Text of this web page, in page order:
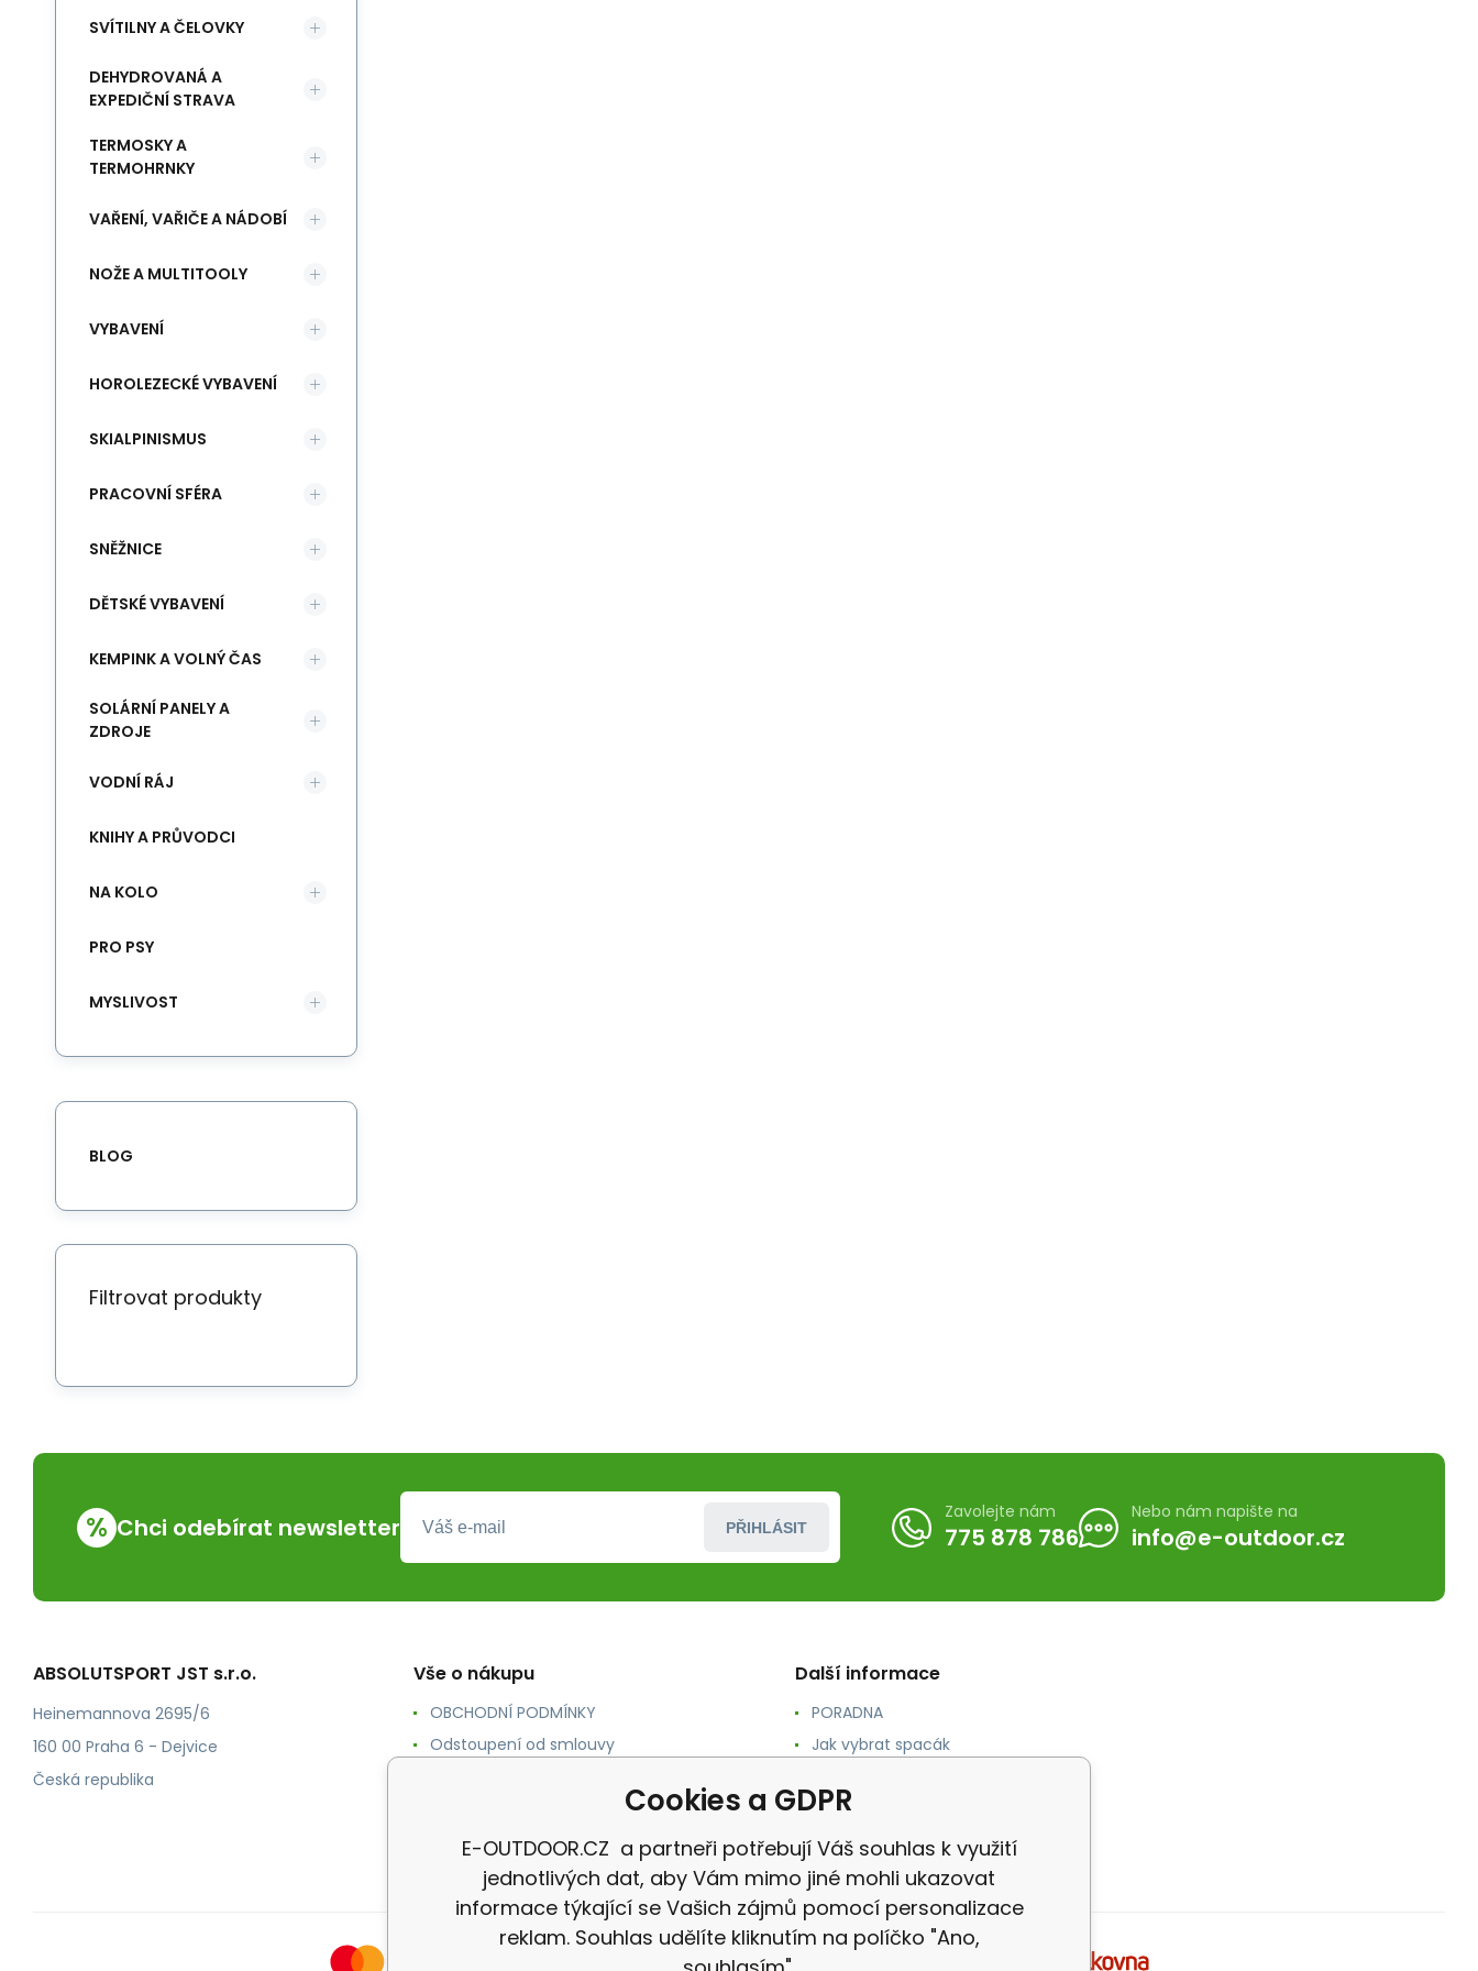
SVÍTILNY A ČELOVKY
DEHYDROVANÁ A
EXPEDIČNÍ STRAVA
TERMOSKY A
TERMOHRNKY
VAŘENÍ, VAŘIČE A NÁDOBÍ
NOŽE A MULTITOOLY
VYBAVENÍ
HOROLEZECKÉ VYBAVENÍ
SKIALPINISMUS
PRACOVNÍ SFÉRA
SNĚŽNICE
DĚTSKÉ VYBAVENÍ
KEMPINK A VOLNÝ ČAS
SOLÁRNÍ PANELY A
ZDROJE
VODNÍ RÁJ
KNIHY A PRŮVODCI
NA KOLO
PRO PSY
MYSLIVOST
BLOG
Filtrovat produkty
% Chci odebírat newsletter PŘIHLÁSIT
Zavolejte nám
775 878 786
Nebo nám napište na
info@e-outdoor.cz
ABSOLUTSPORT JST s.r.o.
Heinemannova 2695/6
160 00 Praha 6 - Dejvice
Česká republika
Vše o nákupu
OBCHODNÍ PODMÍNKY
Odstoupení od smlouvy
Ochrana osobních údajů
Další informace
PORADNA
Jak vybrat spacák
Jak vybrat karimatku
Reklamace
Cookies a GDPR
E-OUTDOOR.CZ a partneři potřebují Váš souhlas k využití
jednotlivých dat, aby Vám mimo jiné mohli ukazovat
informace týkající se Vašich zájmů pomocí personalizace
reklam. Souhlas udělíte kliknutím na políčko "Ano,